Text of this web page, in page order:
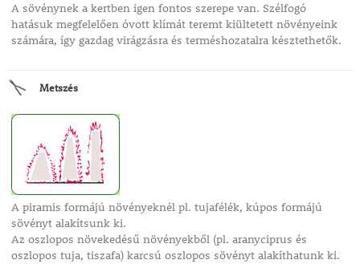
A sövénynek a kertben igen fontos szerepe van. Szélfogó
hatásuk megfelelően óvott klímát teremt kiültetett növényeink
számára, így gazdag virágzásra és terméshozatalra késztethetők.
Metszés
A piramis formájú növényeknél pl. tujafélék, kúpos formájú
sövényt alakítsunk ki.
Az oszlopos növekedésű növényekből (pl. aranyciprus és
oszlopos tuja, tiszafa) karcsú oszlopos sövényt alakíthatunk ki.